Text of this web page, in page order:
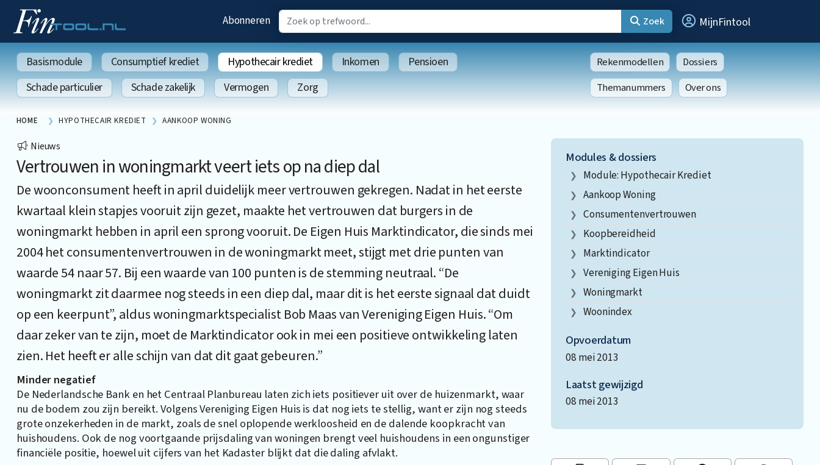
Abonneren Zoek MijnFintool
Basismodule Consumptief krediet Hypothecair krediet Inkomen
Pensioen
Schade particulier
Schade zakelijk Vermogen Zorg
Rekenmodellen
Dossiers
Themanummers
Over ons
HOME HYPOTHECAIR KREDIET AANKOOP WONING
Nieuws
Vertrouwen in woningmarkt veert iets op na diep dal
De woonconsument heeft in april duidelijk meer vertrouwen gekregen. Nadat in het eerste
kwartaal klein stapjes vooruit zijn gezet, maakte het vertrouwen dat burgers in de
woningmarkt hebben in april een sprong vooruit. De Eigen Huis Marktindicator, die sinds mei
2004 het consumentenvertrouwen in de woningmarkt meet, stijgt met drie punten van
waarde 54 naar 57. Bij een waarde van 100 punten is de stemming neutraal. “De
woningmarkt zit daarmee nog steeds in een diep dal, maar dit is het eerste signaal dat duidt
op een keerpunt”, aldus woningmarktspecialist Bob Maas van Vereniging Eigen Huis. “Om
daar zeker van te zijn, moet de Marktindicator ook in mei een positieve ontwikkeling laten
zien. Het heeft er alle schijn van dat dit gaat gebeuren.”
Minder negatief
De Nederlandsche Bank en het Centraal Planbureau laten zich iets positiever uit over de huizenmarkt, waar
nu de bodem zou zijn bereikt. Volgens Vereniging Eigen Huis is dat nog iets te stellig, want er zijn nog steeds
grote onzekerheden in de markt, zoals de snel oplopende werkloosheid en de dalende koopkracht van
huishoudens. Ook de nog voortgaande prijsdaling van woningen brengt veel huishoudens in een ongunstiger
financiële positie, hoewel uit cijfers van het Kadaster blijkt dat die daling afvlakt.
Modules & dossiers
Module: Hypothecair Krediet
Aankoop Woning
Consumentenvertrouwen
Koopbereidheid
Marktindicator
Vereniging Eigen Huis
Woningmarkt
Woonindex
Opvoerdatum
08 mei 2013
Laatst gewijzigd
08 mei 2013